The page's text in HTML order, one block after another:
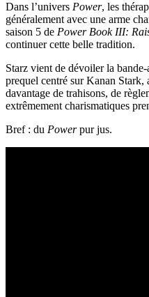
Dans l’univers Power, les
généralement avec une arme
saison 5 de Power Book III:
continuer cette belle tradition.
Starz vient de dévoiler la
prequel centré sur Kanan
davantage de trahisons, de
extrêmement charismatiques
Bref : du Powerpur jus.